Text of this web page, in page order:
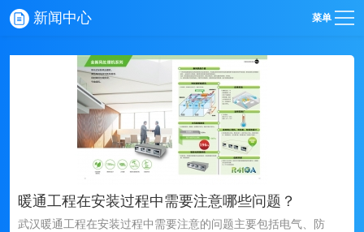
新闻中心 菜单
暖通工程在安装过程中需要注意哪些问题？
武汉暖通工程在安装过程中需要注意的问题主要包括电气、防